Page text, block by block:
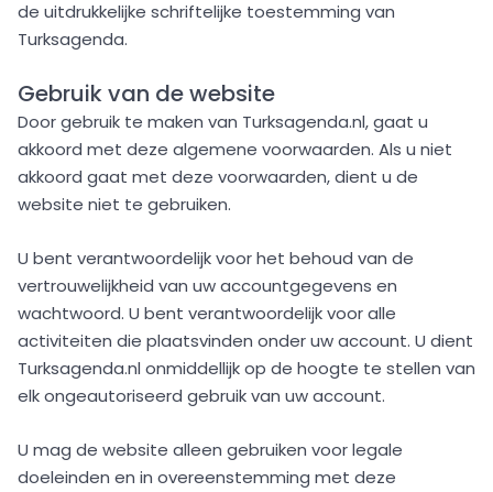
de uitdrukkelijke schriftelijke toestemming van
Turksagenda.
Gebruik van de website
Door gebruik te maken van Turksagenda.nl, gaat u
akkoord met deze algemene voorwaarden. Als u niet
akkoord gaat met deze voorwaarden, dient u de
website niet te gebruiken.
U bent verantwoordelijk voor het behoud van de
vertrouwelijkheid van uw accountgegevens en
wachtwoord. U bent verantwoordelijk voor alle
activiteiten die plaatsvinden onder uw account. U dient
Turksagenda.nl onmiddellijk op de hoogte te stellen van
elk ongeautoriseerd gebruik van uw account.
U mag de website alleen gebruiken voor legale
doeleinden en in overeenstemming met deze